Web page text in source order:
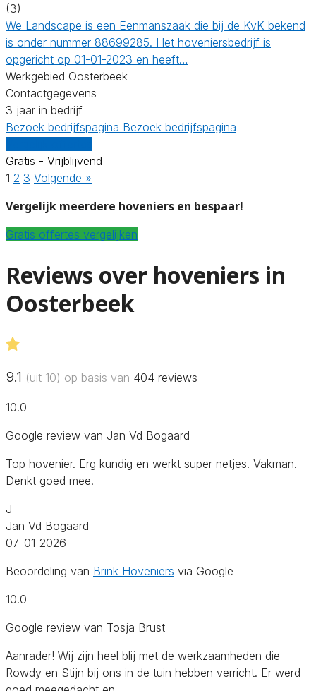
(3)
We Landscape is een Eenmanszaak die bij de KvK bekend
is onder nummer 88699285. Het hoveniersbedrijf is
opgericht op 01-01-2023 en heeft…
Werkgebied Oosterbeek
Contactgegevens
3 jaar in bedrijf
Bezoek bedrijfspagina Bezoek bedrijfspagina
Gratis - Vrijblijvend
1 2 3 Volgende »
Vergelijk meerdere hoveniers en bespaar!
Gratis offertes vergelijken
Reviews over hoveniers in
Oosterbeek
9.1 (uit 10) op basis van 404 reviews
10.0
Google review van Jan Vd Bogaard
Top hovenier. Erg kundig en werkt super netjes. Vakman.
Denkt goed mee.
J
Jan Vd Bogaard
07-01-2026
Beoordeling van Brink Hoveniers via Google
10.0
Google review van Tosja Brust
Aanrader! Wij zijn heel blij met de werkzaamheden die
Rowdy en Stijn bij ons in de tuin hebben verricht. Er werd